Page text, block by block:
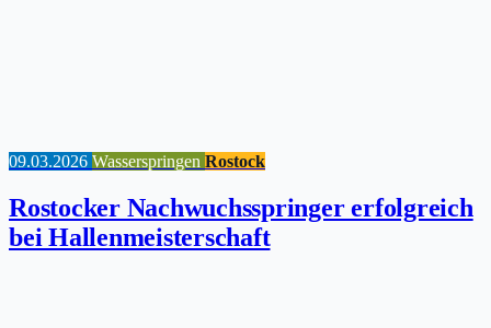
09.03.2026 Wasserspringen Rostock
Rostocker Nachwuchsspringer erfolgreich
bei Hallenmeisterschaft